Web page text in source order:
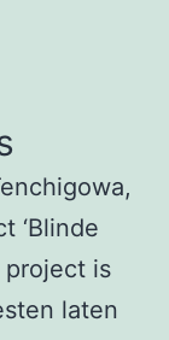
‘Blinde
project is
laten